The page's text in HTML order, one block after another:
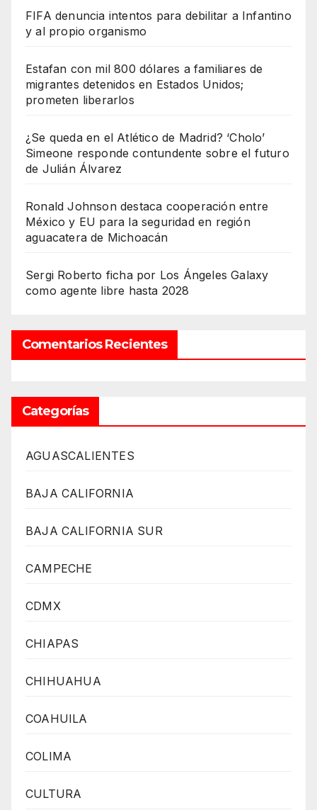
FIFA denuncia intentos para debilitar a Infantino
y al propio organismo
Estafan con mil 800 dólares a familiares de
migrantes detenidos en Estados Unidos;
prometen liberarlos
¿Se queda en el Atlético de Madrid? ‘Cholo’
Simeone responde contundente sobre el futuro
de Julián Álvarez
Ronald Johnson destaca cooperación entre
México y EU para la seguridad en región
aguacatera de Michoacán
Sergi Roberto ficha por Los Ángeles Galaxy
como agente libre hasta 2028
Comentarios Recientes
Categorías
AGUASCALIENTES
BAJA CALIFORNIA
BAJA CALIFORNIA SUR
CAMPECHE
CDMX
CHIAPAS
CHIHUAHUA
COAHUILA
COLIMA
CULTURA